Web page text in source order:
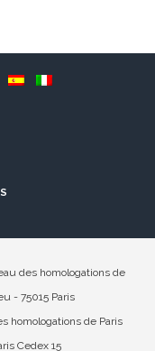
des homologations de
- 75015 Paris
homologations de Paris
Cedex 15